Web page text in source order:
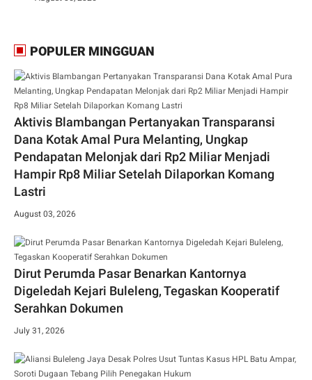
POPULER MINGGUAN
Aktivis Blambangan Pertanyakan Transparansi
Dana Kotak Amal Pura Melanting, Ungkap
Pendapatan Melonjak dari Rp2 Miliar Menjadi
Hampir Rp8 Miliar Setelah Dilaporkan Komang
Lastri
August 03, 2026
Dirut Perumda Pasar Benarkan Kantornya
Digeledah Kejari Buleleng, Tegaskan Kooperatif
Serahkan Dokumen
July 31, 2026